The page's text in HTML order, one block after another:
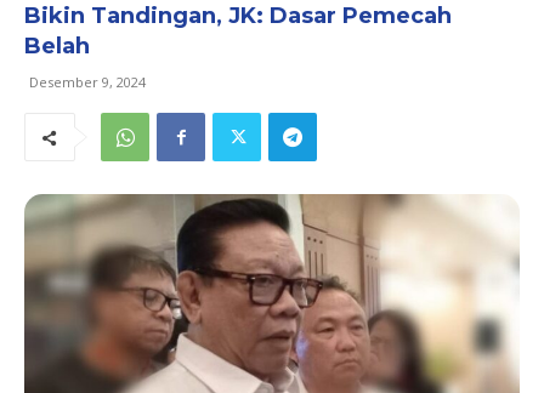
Bikin Tandingan, JK: Dasar Pemecah
Belah
Desember 9, 2024